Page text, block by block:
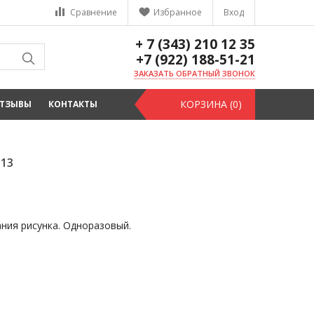
Вход
Избранное
Сравнение
+ 7 (343) 210 12 35
+7 (922) 188-51-21
ЗАКАЗАТЬ ОБРАТНЫЙ ЗВОНОК
КОНТАКТЫ КОРЗИНА (0)
рисунка. Одноразовый.